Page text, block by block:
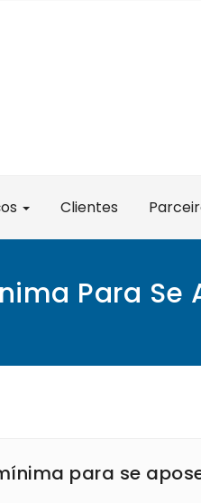
Clientes
Para Se
para se